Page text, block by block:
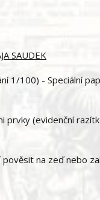
SAUDEK
1/100) - Speciální
prvky (evidenční
na zeď nebo